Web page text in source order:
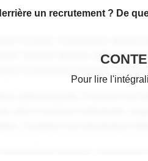
un recrutement ? De
Aenean feugiat, odio in
odio in facilisis sollicitudin,
Curabitur non fermentum
Pour lire